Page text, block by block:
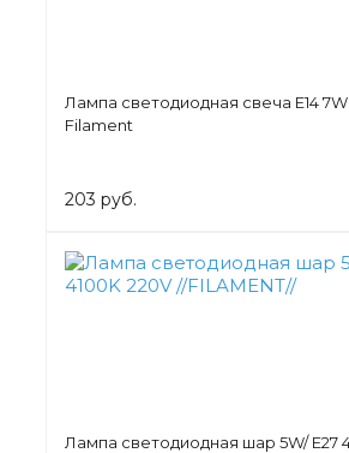
Лампа светодиодная свеча Е14
Filament
203 руб.
Лампа светодиодная шар 5W/ E27